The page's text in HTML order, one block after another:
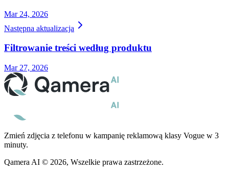
Mar 24, 2026
Następna aktualizacja
Filtrowanie treści według produktu
Mar 27, 2026
Zmień zdjęcia z telefonu w kampanię reklamową klasy Vogue w 3
minuty.
Qamera AI © 2026, Wszelkie prawa zastrzeżone.